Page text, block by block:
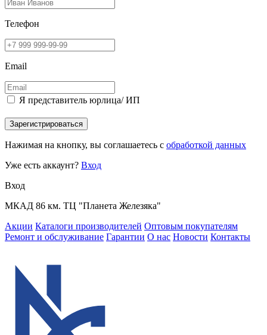
Телефон
Email
Я представитель юрлица/ ИП
Зарегистрироваться
Нажимая на кнопку, вы соглашаетесь с обработкой данных
Уже есть аккаунт? Вход
Вход
МКАД 86 км. ТЦ "Планета Железяка"
Акции Каталоги производителей Оптовым покупателям
Ремонт и обслуживание Гарантии О нас Новости Контакты